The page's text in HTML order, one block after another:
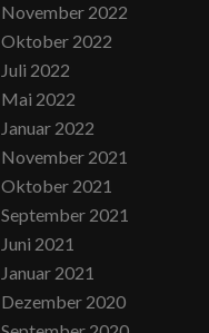
November 2022
Oktober 2022
Juli 2022
Mai 2022
Januar 2022
November 2021
Oktober 2021
September 2021
Juni 2021
Januar 2021
Dezember 2020